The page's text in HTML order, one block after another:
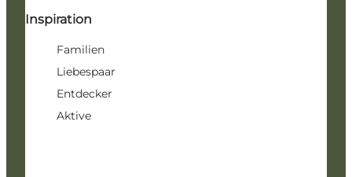
Inspiration
Familien
Liebespaar
Entdecker
Aktive